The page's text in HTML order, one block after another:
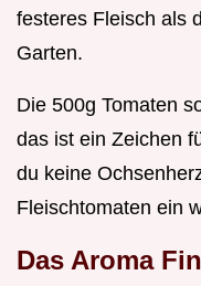
festeres Fleisch als
Garten.
Die 500g Tomaten
das ist ein Zeichen
du keine
Fleischtomaten ein
Das Aroma